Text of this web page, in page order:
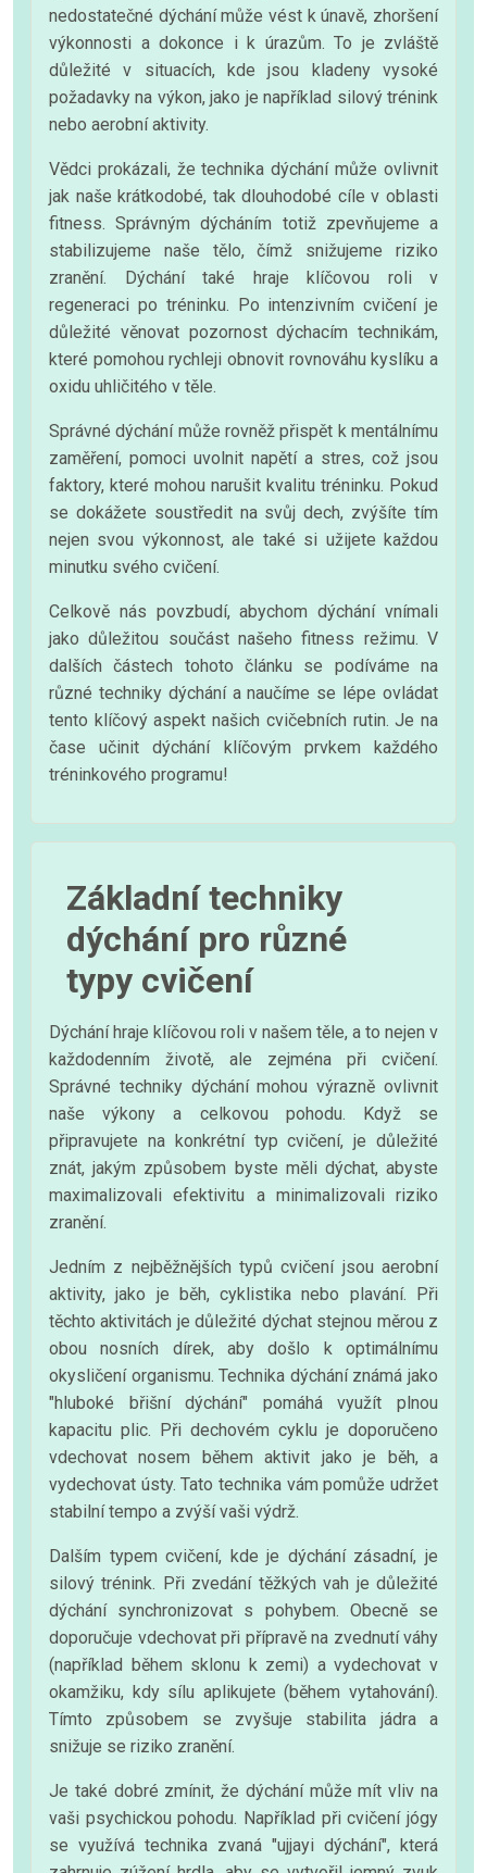
nedostatečné dýchání může vést k únavě, zhoršení
výkonnosti a dokonce i k úrazům. To je zvláště
důležité v situacích, kde jsou kladeny vysoké
požadavky na výkon, jako je například silový trénink
nebo aerobní aktivity.
Vědci prokázali, že technika dýchání může ovlivnit
jak naše krátkodobé, tak dlouhodobé cíle v oblasti
fitness. Správným dýcháním totiž zpevňujeme a
stabilizujeme naše tělo, čímž snižujeme riziko
zranění. Dýchání také hraje klíčovou roli v
regeneraci po tréninku. Po intenzivním cvičení je
důležité věnovat pozornost dýchacím technikám,
které pomohou rychleji obnovit rovnováhu kyslíku a
oxidu uhličitého v těle.
Správné dýchání může rovněž přispět k mentálnímu
zaměření, pomoci uvolnit napětí a stres, což jsou
faktory, které mohou narušit kvalitu tréninku. Pokud
se dokážete soustředit na svůj dech, zvýšíte tím
nejen svou výkonnost, ale také si užijete každou
minutku svého cvičení.
Celkově nás povzbudí, abychom dýchání vnímali
jako důležitou součást našeho fitness režimu. V
dalších částech tohoto článku se podíváme na
různé techniky dýchání a naučíme se lépe ovládat
tento klíčový aspekt našich cvičebních rutin. Je na
čase učinit dýchání klíčovým prvkem každého
tréninkového programu!
Základní techniky
dýchání pro různé
typy cvičení
Dýchání hraje klíčovou roli v našem těle, a to nejen v
každodenním životě, ale zejména při cvičení.
Správné techniky dýchání mohou výrazně ovlivnit
naše výkony a celkovou pohodu. Když se
připravujete na konkrétní typ cvičení, je důležité
znát, jakým způsobem byste měli dýchat, abyste
maximalizovali efektivitu a minimalizovali riziko
zranění.
Jedním z nejběžnějších typů cvičení jsou aerobní
aktivity, jako je běh, cyklistika nebo plavání. Při
těchto aktivitách je důležité dýchat stejnou měrou z
obou nosních dírek, aby došlo k optimálnímu
okysličení organismu. Technika dýchání známá jako
"hluboké břišní dýchání" pomáhá využít plnou
kapacitu plic. Při dechovém cyklu je doporučeno
vdechovat nosem během aktivit jako je běh, a
vydechovat ústy. Tato technika vám pomůže udržet
stabilní tempo a zvýší vaši výdrž.
Dalším typem cvičení, kde je dýchání zásadní, je
silový trénink. Při zvedání těžkých vah je důležité
dýchání synchronizovat s pohybem. Obecně se
doporučuje vdechovat při přípravě na zvednutí váhy
(například během sklonu k zemi) a vydechovat v
okamžiku, kdy sílu aplikujete (během vytahování).
Tímto způsobem se zvyšuje stabilita jádra a
snižuje se riziko zranění.
Je také dobré zmínit, že dýchání může mít vliv na
vaši psychickou pohodu. Například při cvičení jógy
se využívá technika zvaná "ujjayi dýchání", která